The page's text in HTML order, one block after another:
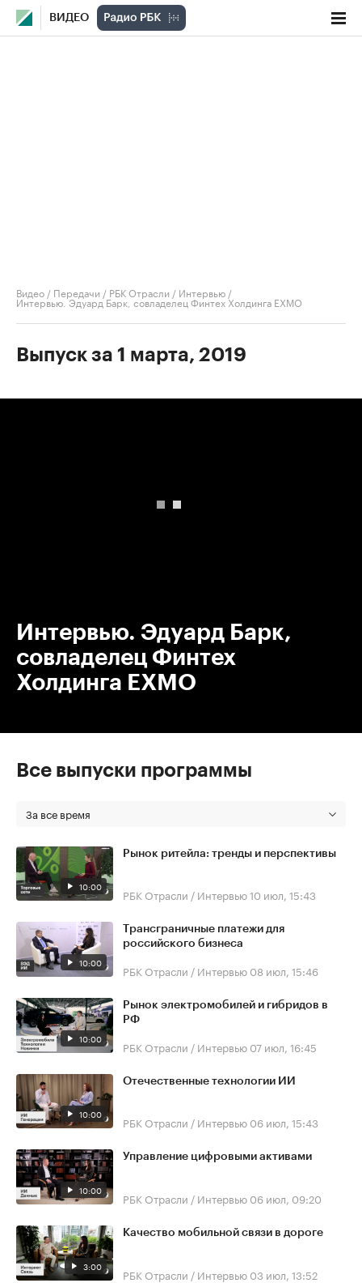
ВИДЕО
Видео / Передачи / РБК Отрасли / Интервью /
Интервью. Эдуард Барк, совладелец Финтех Холдинга EXMO
Выпуск за 1 марта, 2019
Интервью. Эдуард Барк,
совладелец Финтех
Холдинга EXMO
Все выпуски программы
За все время
10:00
Рынок ритейла: тренды и перспективы
РБК Отрасли / Интервью10 июл, 15:43
10:00
Трансграничные платежи для
российского бизнеса
РБК Отрасли / Интервью 08 июл, 15:46
10:00
Рынок электромобилей и гибридов в
РФ
РБК Отрасли / Интервью 07 июл, 16:45
10:00
Отечественные технологии ИИ
РБК Отрасли / Интервью 06 июл, 15:43
10:00
Управление цифровыми активами
РБК Отрасли / Интервью 06 июл, 09:20
3:00
Качество мобильной связи в дороге
РБК Отрасли / Интервью 03 июл, 13:52